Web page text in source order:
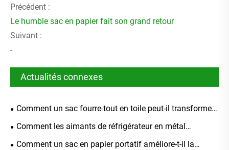
Précédent :
Le humble sac en papier fait son grand retour
Suivant :
-
Actualités connexes
Comment un sac fourre-tout en toile peut-il transformer
votre transport quotidien ?
Comment les aimants de réfrigérateur en métal
améliorent la vie quotidienne ?
Comment un sac en papier portatif améliore-t-il la